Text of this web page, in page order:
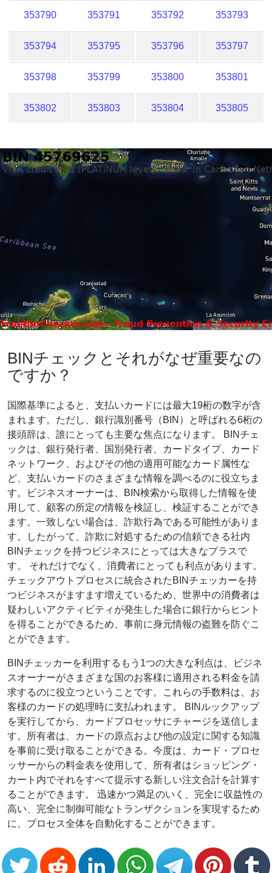
353790 353791 353792 353793
353794 353795 353796 353797
353798 353799 353800 353801
353802 353803 353804 353805
BINチェックとそれがなぜ重要なの
ですか？
国際基準によると、支払いカードには最大19桁の数字が含
まれます。ただし、銀行識別番号（BIN）と呼ばれる6桁の
接頭辞は、誰にとっても主要な焦点になります。 BINチェ
ックは、銀行発行者、国別発行者、カードタイプ、カード
ネットワーク、およびその他の適用可能なカード属性な
ど、支払いカードのさまざまな情報を調べるのに役立ちま
す。ビジネスオーナーは、BIN検索から取得した情報を使
用して、顧客の所定の情報を検証し、検証することができ
ます。一致しない場合は、詐欺行為である可能性がありま
す。したがって、詐欺に対処するための信頼できる社内
BINチェックを持つビジネスにとっては大きなプラスで
す。 それだけでなく、消費者にとっても利点があります。
チェックアウトプロセスに統合されたBINチェッカーを持
つビジネスがますます増えているため、世界中の消費者は
疑わしいアクティビティが発生した場合に銀行からヒント
を得ることができるため、事前に身元情報の盗難を防ぐこ
とができます。
BINチェッカーを利用するもう1つの大きな利点は、ビジネ
スオーナーがさまざまな国のお客様に適用される料金を請
求するのに役立つということです。これらの手数料は、お
客様のカードの処理時に支払われます。 BINルックアップ
を実行してから、カードプロセッサにチャージを送信しま
す。所有者は、カードの原点および他の設定に関する知識
を事前に受け取ることができる。今度は、カード・プロセ
ッサーからの料金表を使用して、所有者はショッピング・
カート内でそれをすべて提示する新しい注文合計を計算す
ることができます。 迅速かつ満足のいく、完全に収益性の
高い、完全に制御可能なトランザクションを実現するため
に、プロセス全体を自動化することができます。